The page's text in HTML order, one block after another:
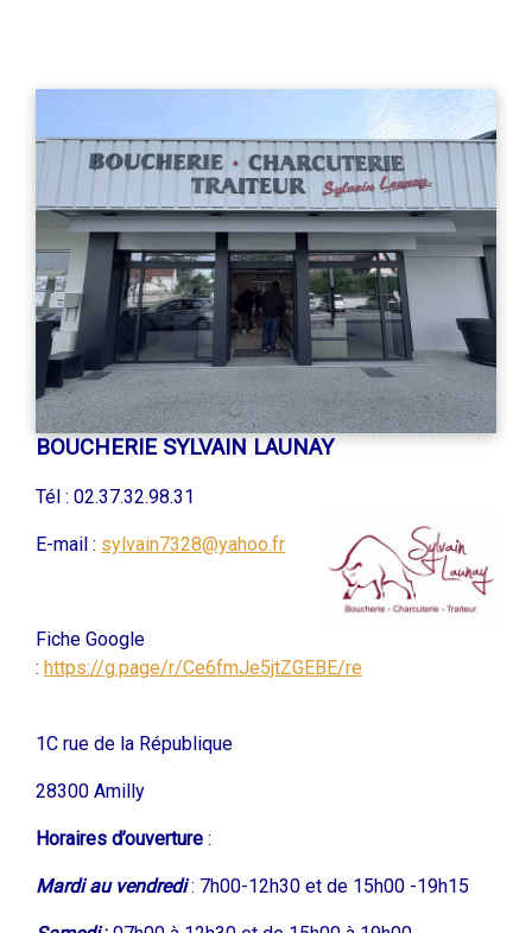
BOUCHERIE SYLVAIN LAUNAY
Tél : 02.37.32.98.31
E-mail : sylvain7328@yahoo.fr
Fiche Google
: https://g.page/r/Ce6fmJe5jtZGEBE/re
1C rue de la République
28300 Amilly
Horaires d’ouverture :
Mardi au vendredi: 7h00-12h30 et de 15h00 -19h15